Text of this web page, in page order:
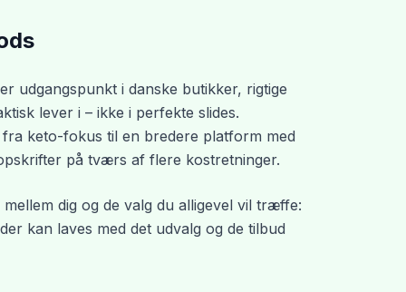
udgangspunkt i danske butikker, rigtige
lever i – ikke i perfekte slides.
keto-fokus til en bredere platform med
på tværs af flere kostretninger.
dig og de valg du alligevel vil træffe:
kan laves med det udvalg og de tilbud